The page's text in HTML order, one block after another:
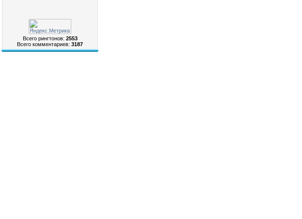
Всего рингтонов: 2553
Всего комментариев: 3187